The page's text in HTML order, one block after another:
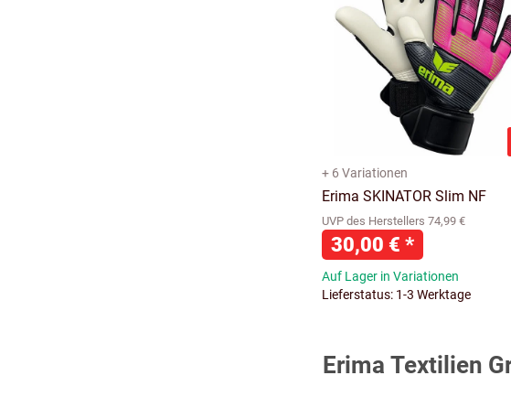
+ 6 Variationen
Erima SKINATOR Slim NF
UVP des Herstellers 74,99 €
30,00 € *
Auf Lager in Variationen
Lieferstatus: 1-3 Werktage
Erima Textilien